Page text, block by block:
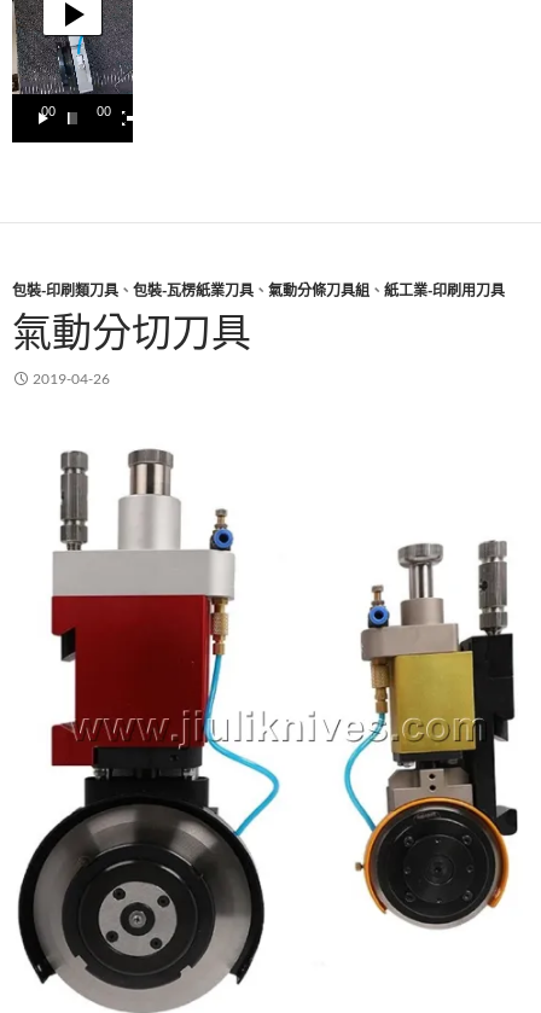
器
00:00 00:15
包裝-印刷類刀具 、 包裝-瓦楞紙業刀具 、 氣動分條刀具組 、 紙工業-印刷用刀具
氣動分切刀具
2019-04-26